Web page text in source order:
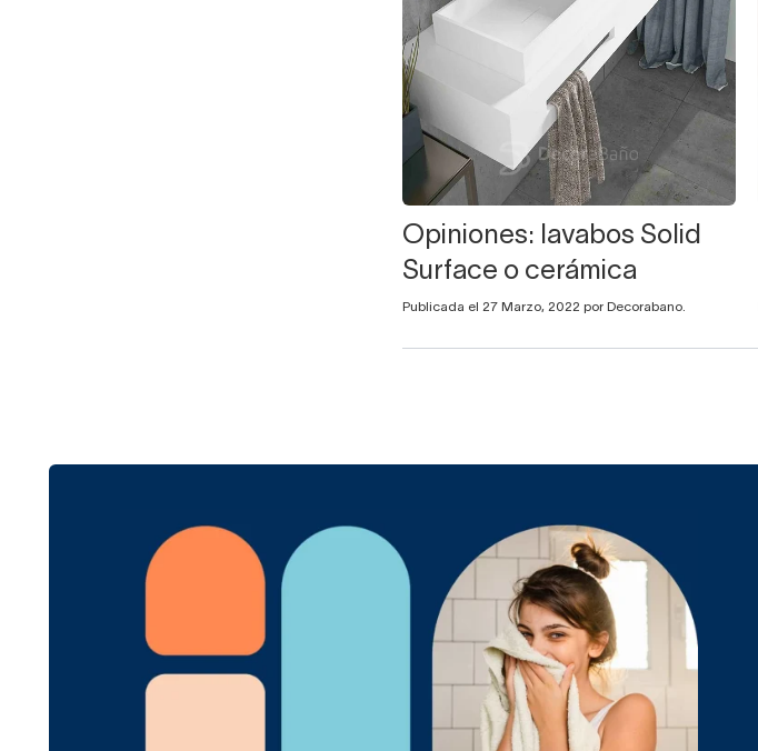
Opiniones: lavabos Solid
Surface o cerámica
Publicada el 27 Marzo, 2022 por Decorabano.